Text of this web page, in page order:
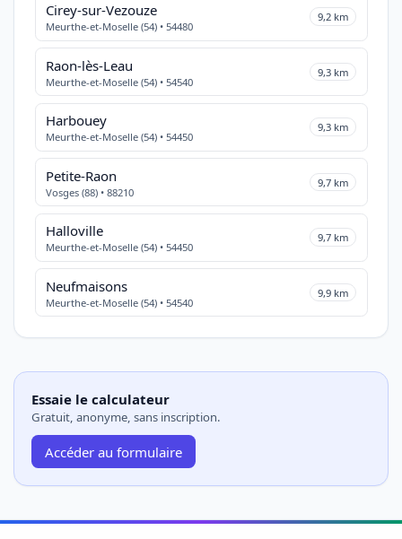
Cirey-sur-Vezouze
Meurthe-et-Moselle (54) • 54480
9,2 km
Raon-lès-Leau
Meurthe-et-Moselle (54) • 54540
9,3 km
Harbouey
Meurthe-et-Moselle (54) • 54450
9,3 km
Petite-Raon
Vosges (88) • 88210
9,7 km
Halloville
Meurthe-et-Moselle (54) • 54450
9,7 km
Neufmaisons
Meurthe-et-Moselle (54) • 54540
9,9 km
Essaie le calculateur
Gratuit, anonyme, sans inscription.
Accéder au formulaire